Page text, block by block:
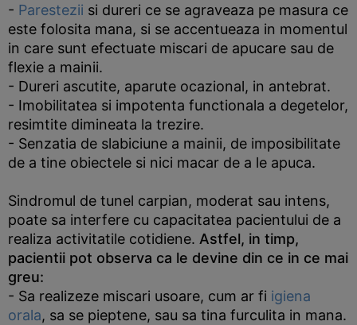
- Parestezii si dureri ce se agraveaza pe masura ce
este folosita mana, si se accentueaza in momentul
in care sunt efectuate miscari de apucare sau de
flexie a mainii.
- Dureri ascutite, aparute ocazional, in antebrat.
- Imobilitatea si impotenta functionala a degetelor,
resimtite dimineata la trezire.
- Senzatia de slabiciune a mainii, de imposibilitate
de a tine obiectele si nici macar de a le apuca.
Sindromul de tunel carpian, moderat sau intens,
poate sa interfere cu capacitatea pacientului de a
realiza activitatile cotidiene. Astfel, in timp,
pacientii pot observa ca le devine din ce in ce mai
greu:
- Sa realizeze miscari usoare, cum ar fi igiena
orala, sa se pieptene, sau sa tina furculita in mana.